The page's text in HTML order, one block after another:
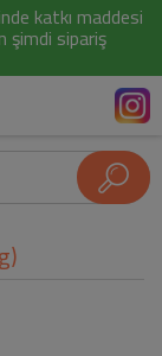
katkı maddesi
şimdi sipariş